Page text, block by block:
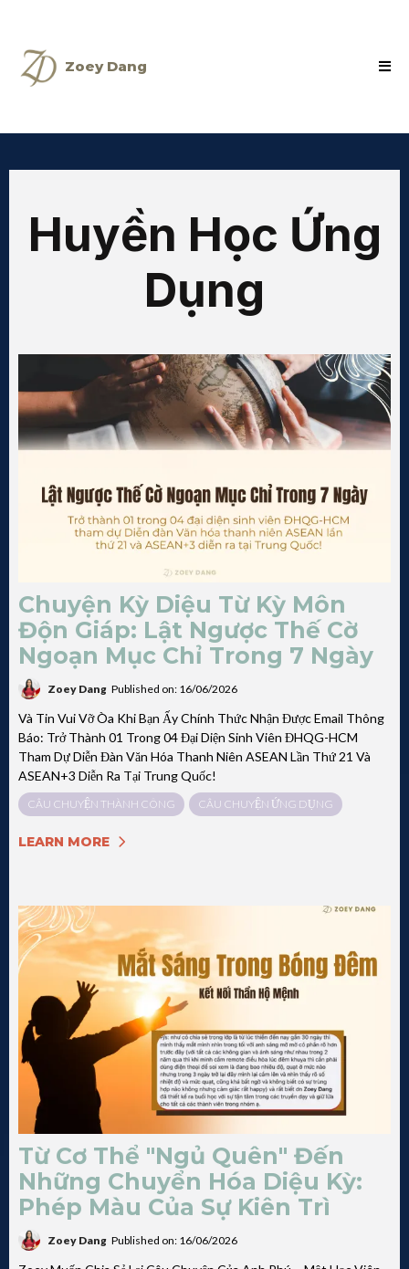
Zoey Dang
Huyền Học Ứng
Dụng
Chuyện Kỳ Diệu Từ Kỳ Môn
Độn Giáp: Lật Ngược Thế Cờ
Ngoạn Mục Chỉ Trong 7 Ngày
Zoey Dang Published on: 16/06/2026
Và Tin Vui Vỡ Òa Khi Bạn Ấy Chính Thức Nhận Được Email Thông
Báo: Trở Thành 01 Trong 04 Đại Diện Sinh Viên ĐHQG-HCM
Tham Dự Diễn Đàn Văn Hóa Thanh Niên ASEAN Lần Thứ 21 Và
ASEAN+3 Diễn Ra Tại Trung Quốc!
CÂU CHUYỆN THÀNH CÔNG CÂU CHUYỆN ỨNG DỤNG
LEARN MORE
Từ Cơ Thể "Ngủ Quên" Đến
Những Chuyển Hóa Diệu Kỳ:
Phép Màu Của Sự Kiên Trì
Zoey Dang Published on: 16/06/2026